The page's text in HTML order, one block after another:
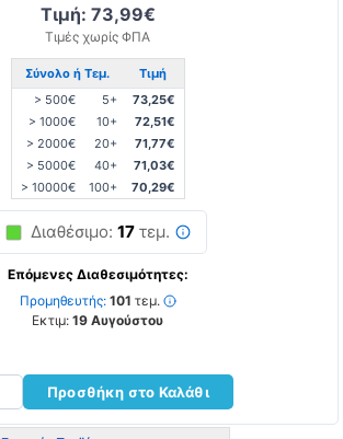
Τιμή: 73,99€
Τιμές χωρίς ΦΠΑ
Σύνολο ή Τεμ.
Τιμή
> 500€
5+
73,25€
> 1000€
10+
72,51€
> 2000€
20+
71,77€
> 5000€
40+
71,03€
> 10000€
100+ 70,29€
Διαθέσιμο: 17τεμ.
Επόμενες Διαθεσιμότητες:
Προμηθευτής: 101 τεμ.
Εκτιμ: 19 Αυγούστου
Προσθήκη στο Καλάθι